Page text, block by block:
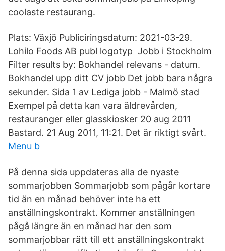
coolaste restaurang.
Plats: Växjö Publiciringsdatum: 2021-03-29.
Lohilo Foods AB publ logotyp Jobb i Stockholm
Filter results by: Bokhandel relevans - datum.
Bokhandel upp ditt CV jobb Det jobb bara några
sekunder. Sida 1 av Lediga jobb - Malmö stad
Exempel på detta kan vara äldrevården,
restauranger eller glasskiosker 20 aug 2011
Bastard. 21 Aug 2011, 11:21. Det är riktigt svårt.
Menu b
På denna sida uppdateras alla de nyaste
sommarjobben Sommarjobb som pågår kortare
tid än en månad behöver inte ha ett
anställningskontrakt. Kommer anställningen
pågå längre än en månad har den som
sommarjobbar rätt till ett anställningskontrakt